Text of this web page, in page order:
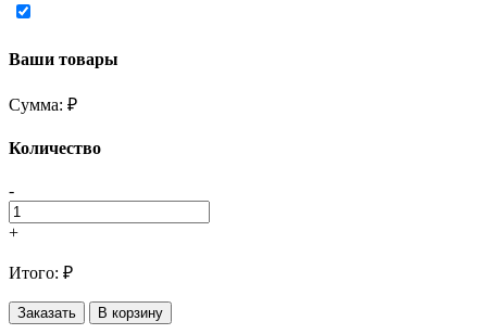
Ваши товары
Сумма: ₽
Количество
-
+
Итого: ₽
Заказать В корзину